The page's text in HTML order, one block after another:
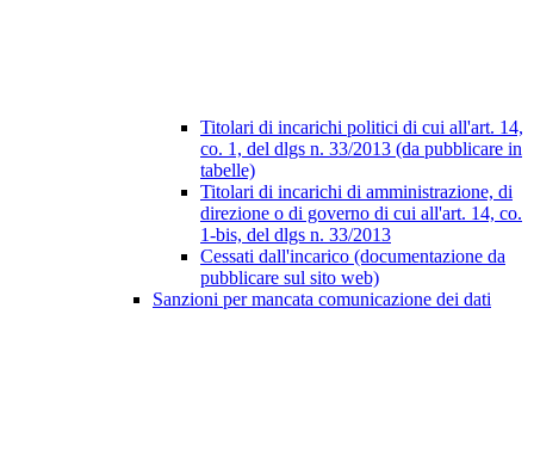
Titolari di incarichi politici di cui all'art. 14,
co. 1, del dlgs n. 33/2013 (da pubblicare in
tabelle)
Titolari di incarichi di amministrazione, di
direzione o di governo di cui all'art. 14, co.
1-bis, del dlgs n. 33/2013
Cessati dall'incarico (documentazione da
pubblicare sul sito web)
Sanzioni per mancata comunicazione dei dati